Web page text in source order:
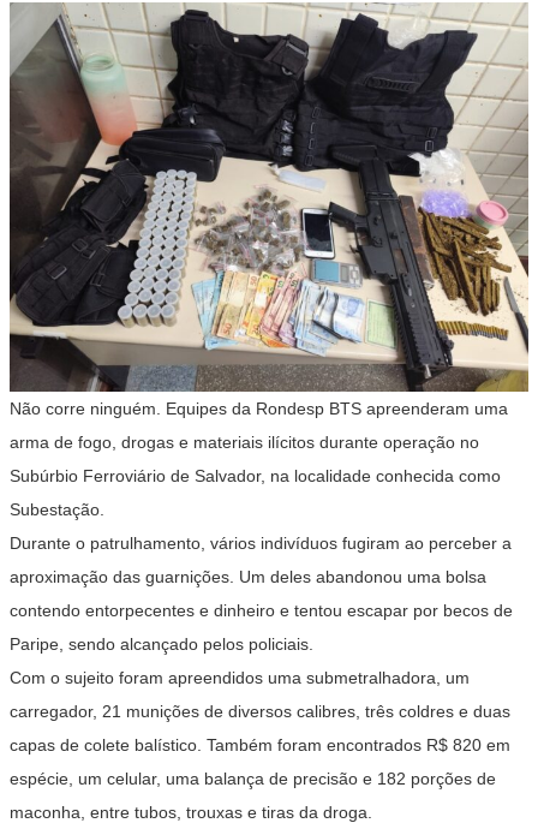
Não corre ninguém. Equipes da Rondesp BTS apreenderam uma
arma de fogo, drogas e materiais ilícitos durante operação no
Subúrbio Ferroviário de Salvador, na localidade conhecida como
Subestação.
Durante o patrulhamento, vários indivíduos fugiram ao perceber a
aproximação das guarnições. Um deles abandonou uma bolsa
contendo entorpecentes e dinheiro e tentou escapar por becos de
Paripe, sendo alcançado pelos policiais.
Com o sujeito foram apreendidos uma submetralhadora, um
carregador, 21 munições de diversos calibres, três coldres e duas
capas de colete balístico. Também foram encontrados R$ 820 em
espécie, um celular, uma balança de precisão e 182 porções de
maconha, entre tubos, trouxas e tiras da droga.